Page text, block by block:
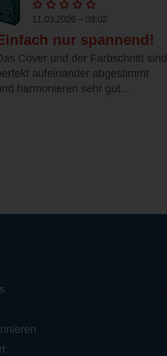
11.03.2026 – 09:02
nur spannend!
Cover und der Farbschnitt sind
aufeinander abgestimmt
harmonieren sehr gut...